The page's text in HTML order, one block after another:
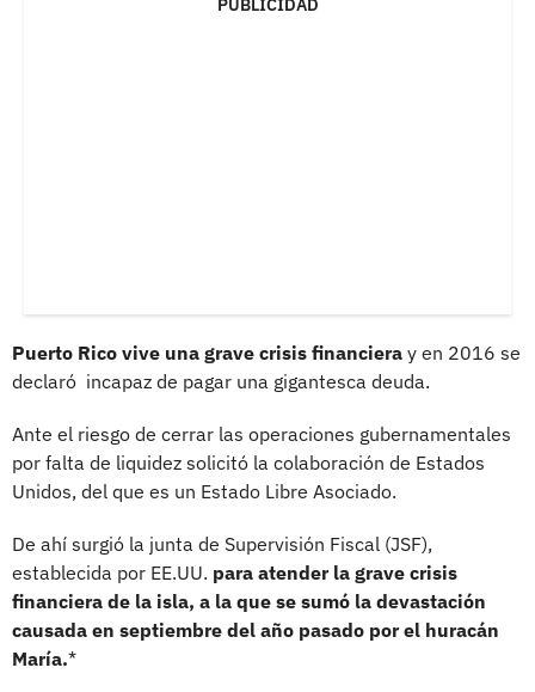
Puerto Rico vive una grave crisis financiera y en 2016 se
declaró incapaz de pagar una gigantesca deuda.
Ante el riesgo de cerrar las operaciones gubernamentales
por falta de liquidez solicitó la colaboración de Estados
Unidos, del que es un Estado Libre Asociado.
De ahí surgió la junta de Supervisión Fiscal (JSF),
establecida por EE.UU. para atender la grave crisis
financiera de la isla, a la que se sumó la devastación
causada en septiembre del año pasado por el huracán
María.*